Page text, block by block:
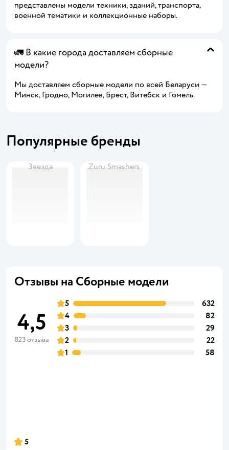
представлены модели техники, зданий, транспорта,
военной тематики и коллекционные наборы.
🚛 В какие города доставляем сборные
модели?
Мы доставляем сборные модели по всей Беларуси —
Минск, Гродно, Могилев, Брест, Витебск и Гомель.
Популярные бренды
Звезда Zuru Smashers
Отзывы на Сборные модели
4,5
823 отзыва
5
632
4
82
3
29
2
22
1
58
5